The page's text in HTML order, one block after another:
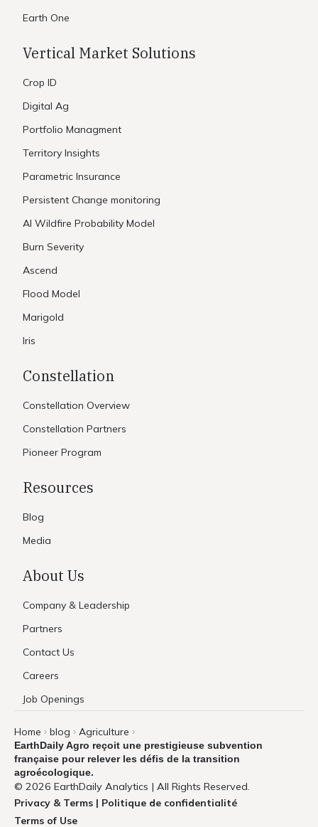
Earth One
Vertical Market Solutions
Crop ID
Digital Ag
Portfolio Managment
Territory Insights
Parametric Insurance
Persistent Change monitoring
AI Wildfire Probability Model
Burn Severity
Ascend
Flood Model
Marigold
Iris
Constellation
Constellation Overview
Constellation Partners
Pioneer Program
Resources
Blog
Media
About Us
Company & Leadership
Partners
Contact Us
Careers
Job Openings
Home › blog › Agriculture ›
EarthDaily Agro reçoit une prestigieuse subvention
française pour relever les défis de la transition
agroécologique.
© 2026 EarthDaily Analytics | All Rights Reserved.
Privacy & Terms | Politique de confidentialité
Terms of Use